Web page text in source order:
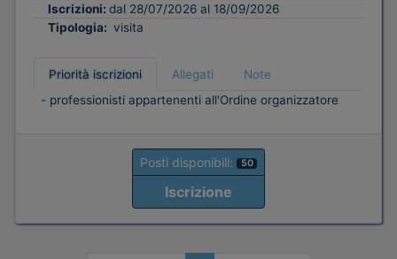
Iscrizioni: dal 28/07/2026 al 18/09/2026
Tipologia: visita
Priorità iscrizioni Allegati
Note
- professionisti appartenenti all'Ordine organizzatore
Posti disponibili: 50
Iscrizione